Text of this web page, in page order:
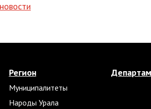
Регион
Муниципалитеты
Народы Урала